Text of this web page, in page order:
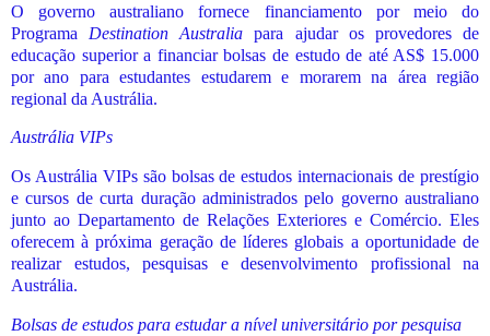
O governo australiano fornece financiamento por meio do
Programa Destination Australia para ajudar os provedores de
educação superior a financiar bolsas de estudo de até AS$ 15.000
por ano para estudantes estudarem e morarem na área região
regional da Austrália.
Austrália VIPs
Os Austrália VIPs são bolsas de estudos internacionais de prestígio
e cursos de curta duração administrados pelo governo australiano
junto ao Departamento de Relações Exteriores e Comércio. Eles
oferecem à próxima geração de líderes globais a oportunidade de
realizar estudos, pesquisas e desenvolvimento profissional na
Austrália.
Bolsas de estudos para estudar a nível universitário por pesquisa